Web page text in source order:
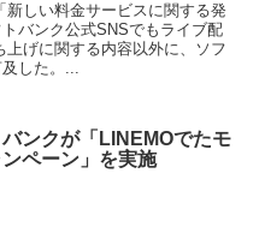
新しい料金サービスに関する発
バンク公式SNSでもライブ配
げに関する内容以外に、ソフ
した。...
バンクが「LINEMOでたモ
ペーン」を実施